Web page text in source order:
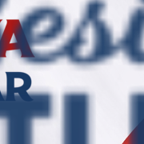
YOLU VE SOSYAL
Ödüllendirdi
Madalya
Sert Sorular